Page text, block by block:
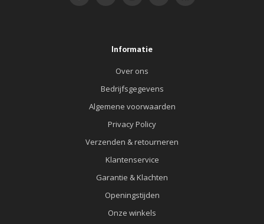
Informatie
Over ons
Bedrijfsgegevens
Algemene voorwaarden
Privacy Policy
Verzenden & retourneren
Klantenservice
Garantie & Klachten
Openingstijden
Onze winkels